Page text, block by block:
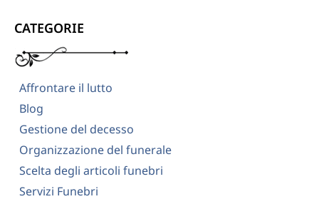
CATEGORIE
Affrontare il lutto
Blog
Gestione del decesso
Organizzazione del funerale
Scelta degli articoli funebri
Servizi Funebri